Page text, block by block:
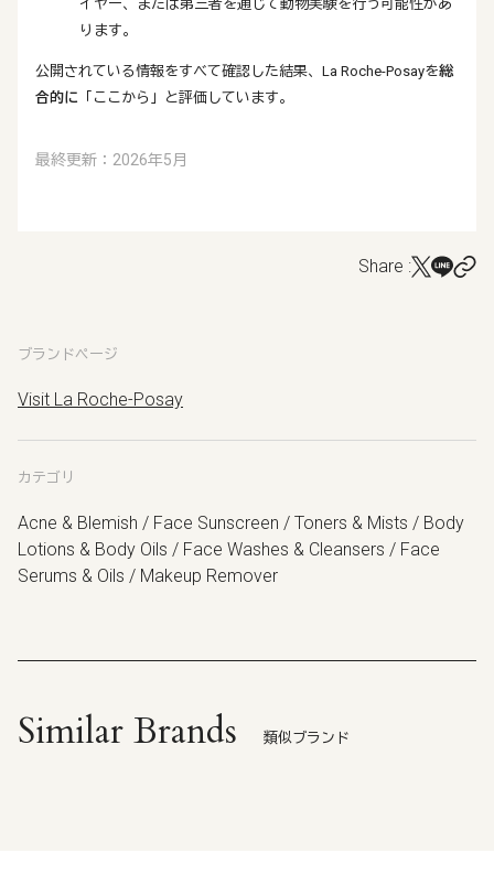
イヤー、または第三者を通じて動物実験を行う可能性があ
ります。
公開されている情報をすべて確認した結果、La Roche-Posayを総
合的に 「ここから」と評価しています。
最終更新：2026年5月
Share :
ブランドページ
Visit La Roche-Posay
カテゴリ
Acne & Blemish / Face Sunscreen / Toners & Mists / Body
Lotions & Body Oils / Face Washes & Cleansers / Face
Serums & Oils / Makeup Remover
Similar Brands 類似ブランド